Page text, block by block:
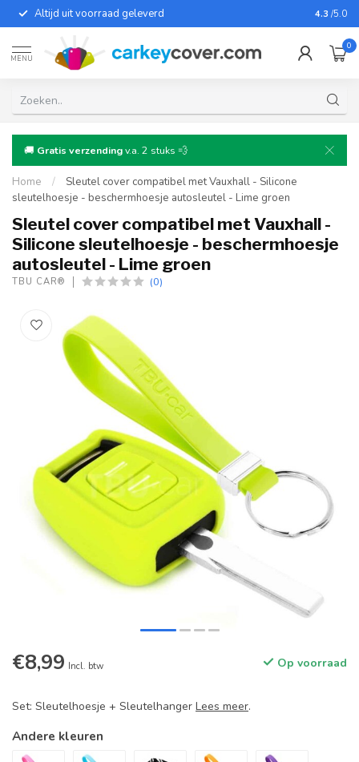
Altijd uit voorraad geleverd Voor
4.3 /5.0
MENU
0
🚚 Gratis verzendingv.a. 2 stuks 💨
Home /
Sleutel cover compatibel met Vauxhall - Silicone
sleutelhoesje - beschermhoesje autosleutel - Lime groen
Sleutel cover compatibel met Vauxhall -
Silicone sleutelhoesje - beschermhoesje
autosleutel - Lime groen
TBU CAR® (0)
€8,99 Incl. btw Op voorraad
Set: Sleutelhoesje + Sleutelhanger Lees meer.
Andere kleuren